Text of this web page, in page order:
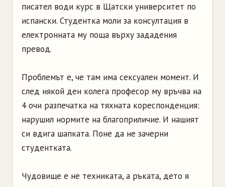
писател води курс в Щатски университет по
испански. Студентка моли за консултация в
електронната му поща върху зададения
превод.
Проблемът е, че там има сексуален момент. И
след някой ден колега професор му връчва на
4 очи разпечатка на тяхната кореспонденция:
нарушил нормите на благоприличие. И нашият
си вдига шапката. Поне да не зачерни
студентката.
Чудовище е не техниката, а ръката, дето я